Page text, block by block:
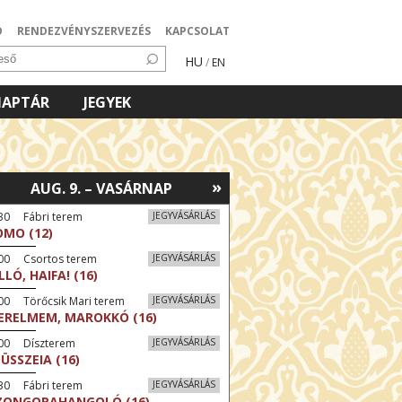
RENDEZVÉNYSZERVEZÉS KAPCSOLAT
HU / EN
JEGYEK
»
AUG. 9. – VASÁRNAP
JEGYVÁSÁRLÁS
Fábri terem
(12)
JEGYVÁSÁRLÁS
Csortos terem
HAIFA! (16)
JEGYVÁSÁRLÁS
Törőcsik Mari terem
MAROKKÓ (16)
JEGYVÁSÁRLÁS
Díszterem
(16)
JEGYVÁSÁRLÁS
Fábri terem